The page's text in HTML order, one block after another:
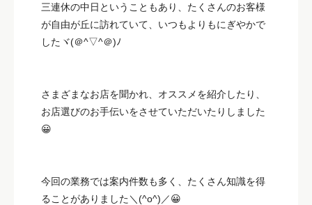
三連休の中日ということもあり、たくさんのお客様
が自由が丘に訪れていて、いつもよりもにぎやかで
したヾ(＠^▽^＠)ﾉ
さまざまなお店を聞かれ、オススメを紹介したり、
お店選びのお手伝いをさせていただいたりしました
😀
今回の業務では案内件数も多く、たくさん知識を得
ることがありました＼(^o^)／😀